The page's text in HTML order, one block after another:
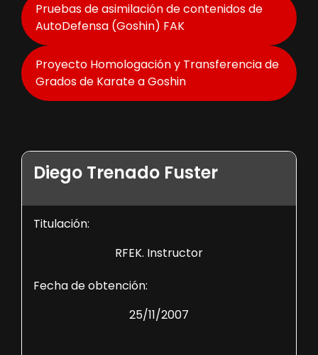
Pruebas de asimilación de contenidos de
AutoDefensa (Goshin) FAK
Proyecto Homologación y Transferencia de
Grados de Karate a Goshin
Diego Trenado Fuster
Titulación:
RFEK. Instructor
Fecha de obtención:
25/11/2007